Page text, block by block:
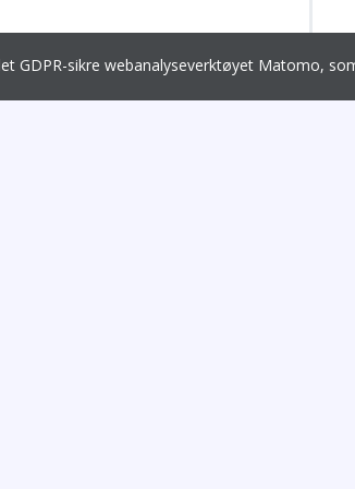
GDPR-sikre webanalyseverktøyet Matomo,